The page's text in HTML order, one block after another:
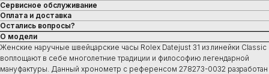
Сервисное обслуживание
Оплата и доставка
Остались вопросы?
О модели
Женские наручные швейцарские часы Rolex Datejust 31 из линейки Classic
воплощают в себе многолетние традиции и философию легендарной
мануфактуры. Данный хронометр с референсом 278273-0032 разработан